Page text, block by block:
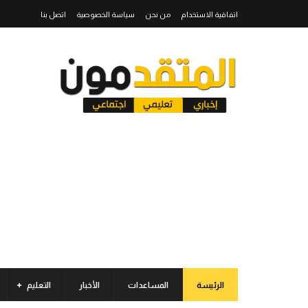
اتفاقية الاستخدام من نحن سياسة الخصوصية اتصل بنا
الرئيسة المساعدات الأخبار التعليم